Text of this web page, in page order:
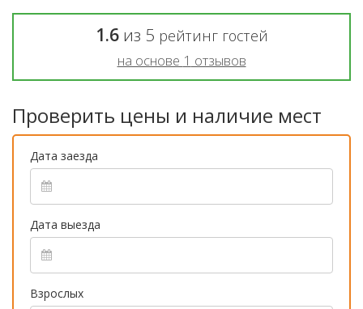
1.6из 5 рейтинг гостей
на основе 1 отзывов
Проверить цены и наличие мест
Дата заезда
Дата выезда
Взрослых